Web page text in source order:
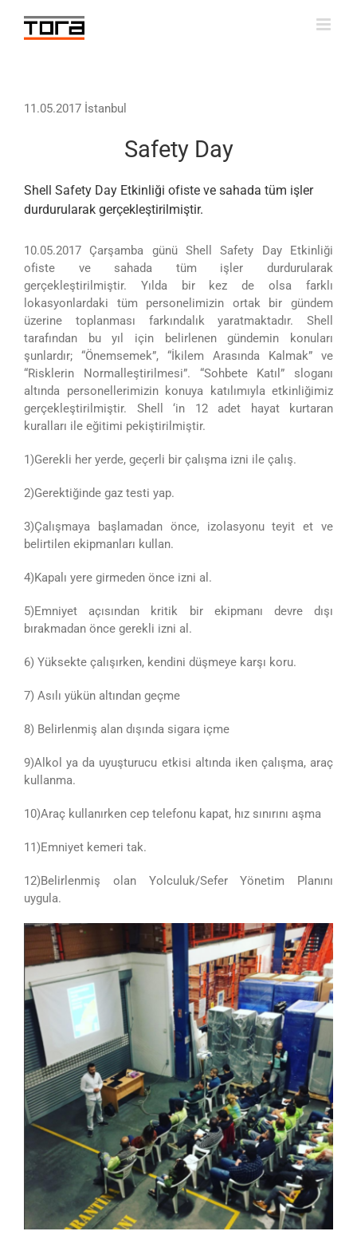
content
11.05.2017 İstanbul
Safety Day
Shell Safety Day Etkinliği ofiste ve sahada tüm işler
durdurularak gerçekleştirilmiştir.
10.05.2017 Çarşamba günü Shell Safety Day Etkinliği
ofiste ve sahada tüm işler durdurularak
gerçekleştirilmiştir. Yılda bir kez de olsa farklı
lokasyonlardaki tüm personelimizin ortak bir gündem
üzerine toplanması farkındalık yaratmaktadır. Shell
tarafından bu yıl için belirlenen gündemin konuları
şunlardır; “Önemsemek”, “İkilem Arasında Kalmak” ve
“Risklerin Normalleştirilmesi”. “Sohbete Katıl” sloganı
altında personellerimizin konuya katılımıyla etkinliğimiz
gerçekleştirilmiştir. Shell ‘in 12 adet hayat kurtaran
kuralları ile eğitimi pekiştirilmiştir.
1)Gerekli her yerde, geçerli bir çalışma izni ile çalış.
2)Gerektiğinde gaz testi yap.
3)Çalışmaya başlamadan önce, izolasyonu teyit et ve
belirtilen ekipmanları kullan.
4)Kapalı yere girmeden önce izni al.
5)Emniyet açısından kritik bir ekipmanı devre dışı
bırakmadan önce gerekli izni al.
6) Yüksekte çalışırken, kendini düşmeye karşı koru.
7) Asılı yükün altından geçme
8) Belirlenmiş alan dışında sigara içme
9)Alkol ya da uyuşturucu etkisi altında iken çalışma, araç
kullanma.
10)Araç kullanırken cep telefonu kapat, hız sınırını aşma
11)Emniyet kemeri tak.
12)Belirlenmiş olan Yolculuk/Sefer Yönetim Planını
uygula.